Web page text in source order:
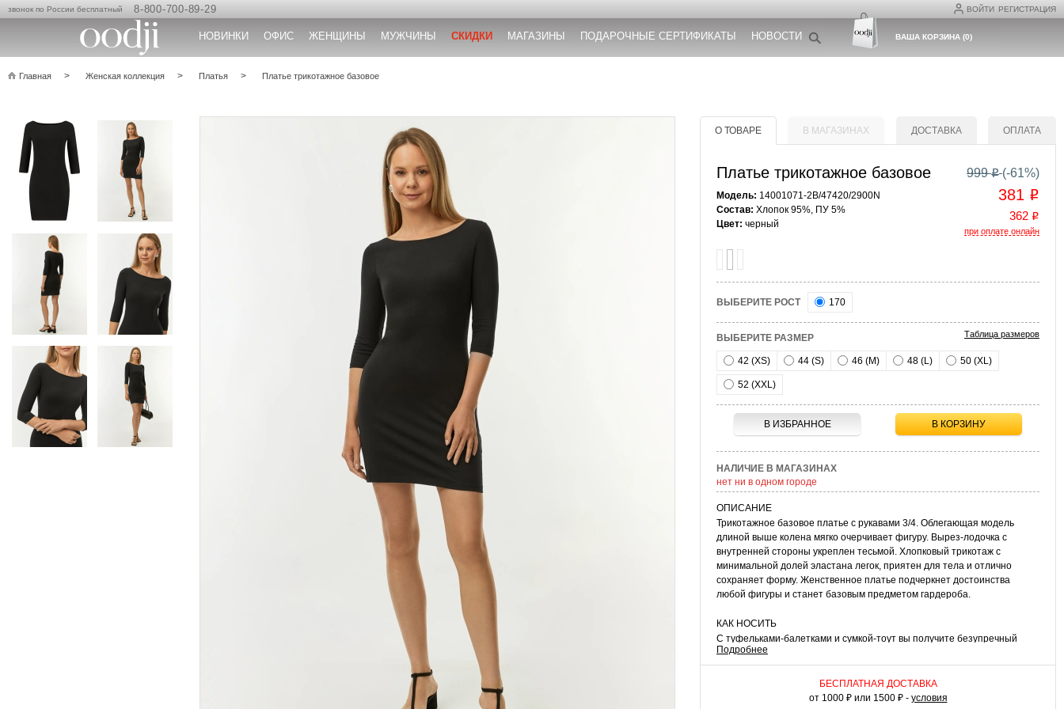
ВОЙТИ РЕГИСТРАЦИЯ
звонок по России бесплатный 8-800-700-89-29
НОВИНКИ ОФИС ЖЕНЩИНЫ МУЖЧИНЫ СКИДКИ МАГАЗИНЫ ПОДАРОЧНЫЕ СЕРТИФИКАТЫ НОВОСТИ ВАША КОРЗИНА(0)
Главная Женская коллекция Платья Платье трикотажное базовое
О ТОВАРЕ В МАГАЗИНАХ ДОСТАВКА ОПЛАТА
Платье трикотажное базовое
Модель: 14001071-2B/47420/2900N
Состав: Хлопок 95%, ПУ 5%
Цвет: черный
999o (-61%)
381 o
362 o
при оплате онлайн
ВЫБЕРИТЕ РОСТ 170
ВЫБЕРИТЕ РАЗМЕР Таблица размеров
42 (XS) 44 (S) 46 (M) 48 (L) 50 (XL)
52 (XXL)
В ИЗБРАННОЕ В КОРЗИНУ
НАЛИЧИЕ В МАГАЗИНАХ
нет ни в одном городе
ОПИСАНИЕ
Трикотажное базовое платье с рукавами 3/4. Облегающая модель
длиной выше колена мягко очерчивает фигуру. Вырез-лодочка с
внутренней стороны укреплен тесьмой. Хлопковый трикотаж с
минимальной долей эластана легок, приятен для тела и отлично
сохраняет форму. Женственное платье подчеркнет достоинства
любой фигуры и станет базовым предметом гардероба.
КАК НОСИТЬ
С туфельками-балетками и сумкой-тоут вы получите безупречный
комплект для учебных занятий и презентаций. Его можно дополнить
приталенным жакетом. В этом случае допустимы изящные украшения
– тонкая цепочка или браслет, небольшая брошь. С обувью на каблуке
и маленькой сумочкой образ получится подчеркнуто женственным. В
Подробнее
БЕСПЛАТНАЯ ДОСТАВКА
от 1000 ₽ или 1500 ₽ - условия